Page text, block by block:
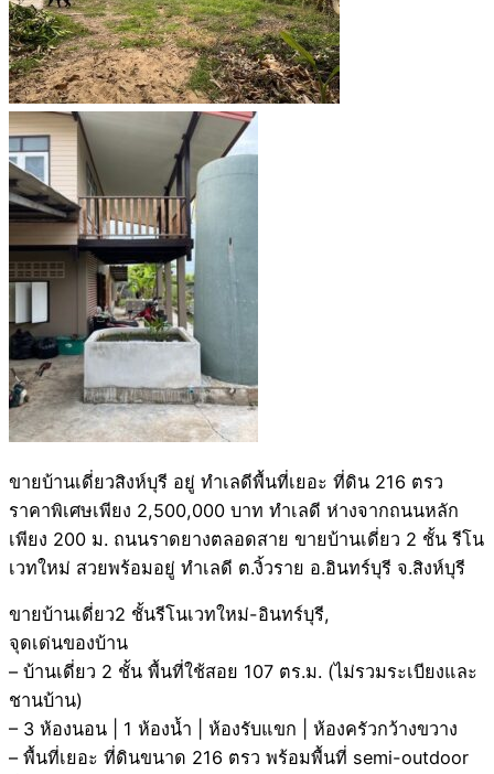
ขายบ้านเดี่ยวสิงห์บุรี อยู่ ทำเลดีพื้นที่เยอะ ที่ดิน 216 ตรว
ราคาพิเศษเพียง 2,500,000 บาท ทำเลดี ห่างจากถนนหลัก
เพียง 200 ม. ถนนราดยางตลอดสาย ขายบ้านเดี่ยว 2 ชั้น รีโน
เวทใหม่ สวยพร้อมอยู่ ทำเลดี ต.งิ้วราย อ.อินทร์บุรี จ.สิงห์บุรี
ขายบ้านเดี่ยว2 ชั้นรีโนเวทใหม่-อินทร์บุรี,
จุดเด่นของบ้าน
– บ้านเดี่ยว 2 ชั้น พื้นที่ใช้สอย 107 ตร.ม. (ไม่รวมระเบียงและ
ชานบ้าน)
– 3 ห้องนอน | 1 ห้องน้ำ | ห้องรับแขก | ห้องครัวกว้างขวาง
– พื้นที่เยอะ ที่ดินขนาด 216 ตรว พร้อมพื้นที่ semi-outdoor